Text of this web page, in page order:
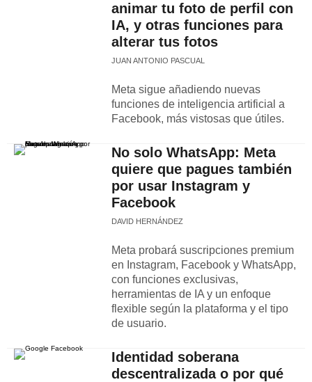
animar tu foto de perfil con
IA, y otras funciones para
alterar tus fotos
JUAN ANTONIO PASCUAL
Meta sigue añadiendo nuevas
funciones de inteligencia artificial a
Facebook, más vistosas que útiles.
No solo WhatsApp: Meta
quiere que pagues también
por usar Instagram y
Facebook
DAVID HERNÁNDEZ
Meta probará suscripciones premium
en Instagram, Facebook y WhatsApp,
con funciones exclusivas,
herramientas de IA y un enfoque
flexible según la plataforma y el tipo
de usuario.
Identidad soberana
descentralizada o por qué